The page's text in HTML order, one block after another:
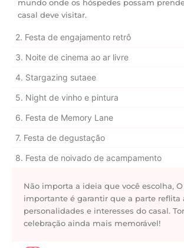
2. Festa de engajamento retrô
3. Noite de cinema ao ar livre
4. Stargazing sutaee
5. Night de vinho e pintura
6. Festa de Memory Lane
7. Festa de degustação
8. Festa de noivado de acampamento
mundo onde os hóspedes possam
casal deve visitar.
Não importa a ideia que você escolha,
importante é garantir que a parte reflita
personalidades e interesses do casal.
celebração ainda mais memorável!